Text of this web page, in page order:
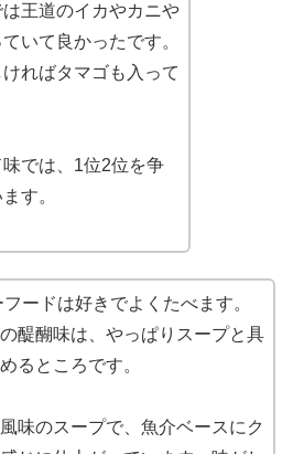
王道のイカやカニや
いて良かったです。
ればタマゴも入って
では、1位2位を争
す。
ードは好きでよくたべます。
醍醐味は、やっぱりスープと具
るところです。
味のスープで、魚介ベースにク